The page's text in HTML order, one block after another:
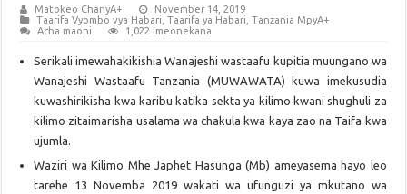
Matokeo ChanyA+
November 14, 2019
Taarifa Vyombo vya Habari ,Taarifa ya Habari ,Tanzania MpyA+
Acha maoni
1,022 Imeonekana
Serikali imewahakikishia Wanajeshi wastaafu kupitia muungano wa
Wanajeshi Wastaafu Tanzania (MUWAWATA) kuwa imekusudia
kuwashirikisha kwa karibu katika sekta ya kilimo kwani shughuli za
kilimo zitaimarisha usalama wa chakula kwa kaya zao na Taifa kwa
ujumla.
Waziri wa Kilimo Mhe Japhet Hasunga (Mb) ameyasema hayo leo
tarehe 13 Novemba 2019 wakati wa ufunguzi ya mkutano wa